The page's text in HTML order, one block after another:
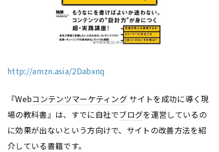
http://amzn.asia/2Dabxnq
『Webコンテンツマーケティング サイトを成功に導く現
場の教科書』は、すでに自社でブログを運営しているの
に効果が出ないという方向けで、サイトの改善方法を紹
介している書籍です。